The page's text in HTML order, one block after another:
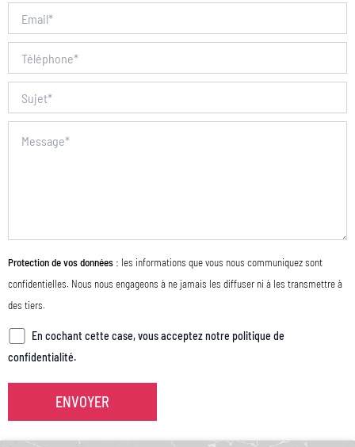
Protection de vos données : les informations que vous nous communiquez sont
confidentielles. Nous nous engageons à ne jamais les diffuser ni à les transmettre à
des tiers.
En cochant cette case, vous acceptez notre politique de
confidentialité.